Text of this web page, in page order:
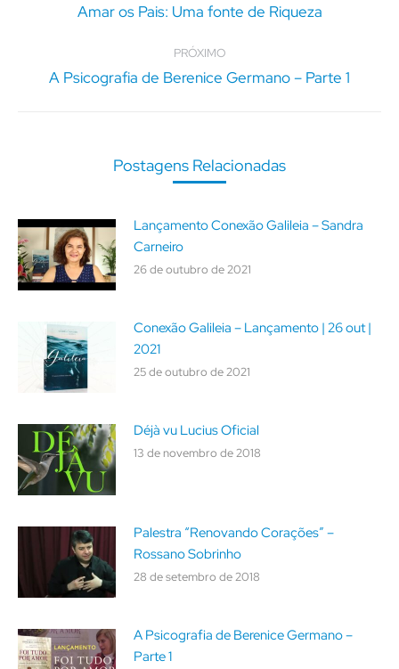
Post
Amar os Pais: Uma fonte de Riqueza
PRÓXIMO
Próximo
A Psicografia de Berenice Germano – Parte 1
Postagens Relacionadas
Lançamento Conexão Galileia – Sandra
Carneiro
26 de outubro de 2021
Conexão Galileia – Lançamento | 26 out |
2021
25 de outubro de 2021
Déjà vu Lucius Oficial
13 de novembro de 2018
Palestra “Renovando Corações” –
Rossano Sobrinho
28 de setembro de 2018
A Psicografia de Berenice Germano –
Parte 1